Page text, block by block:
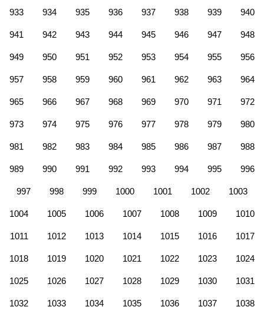
933 934 935 936 937 938 939 940
941 942 943 944 945 946 947 948
949 950 951 952 953 954 955 956
957 958 959 960 961 962 963 964
965 966 967 968 969 970 971 972
973 974 975 976 977 978 979 980
981 982 983 984 985 986 987 988
989 990 991 992 993 994 995 996
997 998 999 1000 1001 1002 1003
1004 1005 1006 1007 1008 1009 1010
1011 1012 1013 1014 1015 1016 1017
1018 1019 1020 1021 1022 1023 1024
1025 1026 1027 1028 1029 1030 1031
1032 1033 1034 1035 1036 1037 1038